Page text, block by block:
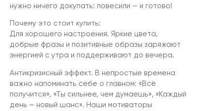
нужно ничего докупать: повесили — и готово!
Почему это стоит купить:
Для хорошего настроения. Яркие цвета,
добрые фразы и позитивные образы заряжают
энергией с утра и поддерживают до вечера.
Антикризисный эффект. В непростые времена
важно напоминать себе о главном: «Всё
получится», «Ты сильнее, чем думаешь», «Каждый
день — новый шанс». Наши мотиваторы